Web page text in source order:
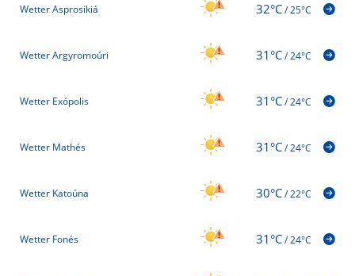
Wetter Asprosikiá 32°C/25°C
Wetter Argyromoúri 31°C/24°C
Wetter Exópolis 31°C/24°C
Wetter Mathés 31°C/24°C
Wetter Katoúna 30°C/22°C
Wetter Fonés 31°C/24°C